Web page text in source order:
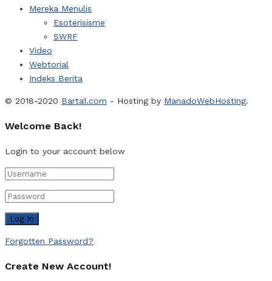
Mereka Menulis
Esoterisisme
SWRF
Video
Webtorial
Indeks Berita
© 2018-2020 Barta1.com - Hosting by ManadoWebHosting.
Welcome Back!
Login to your account below
Forgotten Password?
Create New Account!